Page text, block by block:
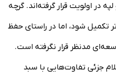
در اولویت قرار گرفته‌اند. گرچه
تکمیل شود، اما در راستای حفظ
مدنظر قرار نگرفته است.
جزئی تفاوت‌هایی با سبد